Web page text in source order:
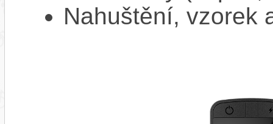
Nahuštění, vzorek